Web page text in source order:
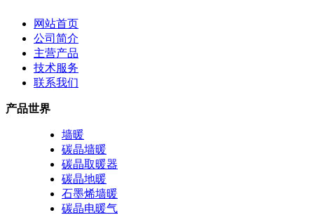
网站首页
公司简介
主营产品
技术服务
联系我们
产品世界
墙暖
碳晶墙暖
碳晶取暖器
碳晶地暖
石墨烯墙暖
碳晶电暖气